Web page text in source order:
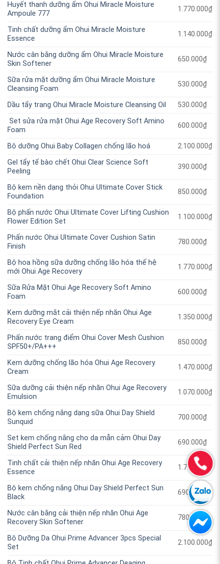
Huyết thanh dưỡng ẩm Ohui Miracle Moisture
Ampoule 777
1.770.000₫
Tinh chất dưỡng ẩm Ohui Miracle Moisture
Essence
1.140.000₫
Nước cân bằng dưỡng ẩm Ohui Miracle Moisture
Skin Softener
650.000₫
Sữa rửa mặt dưỡng ẩm Ohui Miracle Moisture
Cleansing Foam
530.000₫
Dầu tẩy trang Ohui Miracle Moisture Cleansing Oil 530.000₫
Set sửa rửa mặt Ohui Age Recovery Soft Amino
Foam
600.000₫
Bộ dưỡng Ohui Baby Collagen chống lão hoá 2.100.000₫
Gel tẩy tế bào chết Ohui Clear Science Soft
Peeling
390.000₫
Bộ kem nền dạng thỏi Ohui Ultimate Cover Stick
Foundation
850.000₫
Bộ phấn nước Ohui Ultimate Cover Lifting Cushion
Flower Edition Set
1.100.000₫
Phấn nước Ohui Ultimate Cover Cushion Satin
Finish
780.000₫
Bộ hoa hồng sữa dưỡng chống lão hóa thế hệ
mới Ohui Age Recovery
1.770.000₫
Sữa Rửa Mặt Ohui Age Recovery Soft Amino
Foam
600.000₫
Kem dưỡng mắt cải thiện nếp nhăn Ohui Age
Recovery Eye Cream
1.350.000₫
Phấn nước trang điểm Ohui Cover Mesh Cushion
SPF50+/PA+++
850.000₫
Kem dưỡng chống lão hóa Ohui Age Recovery
Cream
1.470.000₫
Sữa dưỡng cải thiện nếp nhăn Ohui Age Recovery
Emulsion
1.070.000₫
Bộ kem chống nắng dạng sữa Ohui Day Shield
Sunquid
700.000₫
Set kem chống nắng cho da mẫn cảm Ohui Day
Shield Perfect Sun Red
690.000₫
Tinh chất cải thiện nếp nhăn Ohui Age Recovery
Essence
1.770.000 ₫
Bộ kem chống nắng Ohui Day Shield Perfect Sun
Black
690.000₫
Nước cân bằng cải thiện nếp nhăn Ohui Age
Recovery Skin Softener
780.000 ₫
Bộ Dưỡng Da Ohui Prime Advancer 3pcs Special
Set
2.100.000₫